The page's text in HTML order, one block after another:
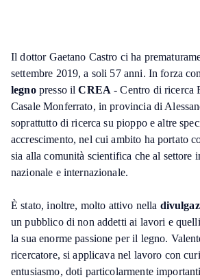
Il dottor Gaetano Castro ci ha
settembre 2019, a soli 57 anni. In forza
legnopresso ilCREA - Centro di ricerca
Casale Monferrato, in provincia di
soprattutto di ricerca su pioppo e altre
accrescimento, nel cui ambito ha portato
sia alla comunità scientifica che al settore
nazionale e internazionale.
È stato, inoltre, molto attivo nella
un pubblico di non addetti ai lavori e
la sua enorme passione per il legno.
ricercatore, si applicava nel lavoro con
entusiasmo, doti particolarmente